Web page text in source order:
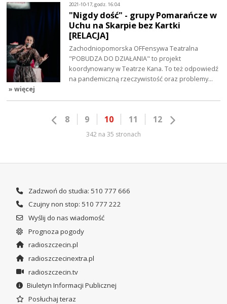
2021-10-17, godz. 16:04
"Nigdy dość" - grupy Pomarańcze w
Uchu na Skarpie bez Kartki
[RELACJA]
Zachodniopomorska OFFensywa Teatralna
"POBUDZA DO DZIAŁANIA" to projekt
koordynowany w Teatrze Kana. To też odpowiedź
na pandemiczną rzeczywistość oraz problemy…
» więcej
8 9 10 11 12
342 na 35 stronach
Zadzwoń do studia: 510 777 666
Czujny non stop: 510 777 222
Wyślij do nas wiadomość
Prognoza pogody
radioszczecin.pl
radioszczecinextra.pl
radioszczecin.tv
Biuletyn Informacji Publicznej
Posłuchaj teraz